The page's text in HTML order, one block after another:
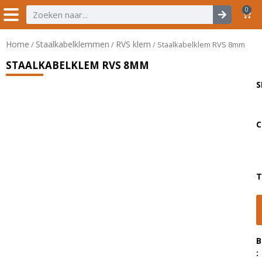
0
Home / Staalkabelklemmen / RVS klem / Staalkabelklem RVS 8mm
STAALKABELKLEM RVS 8MM
: